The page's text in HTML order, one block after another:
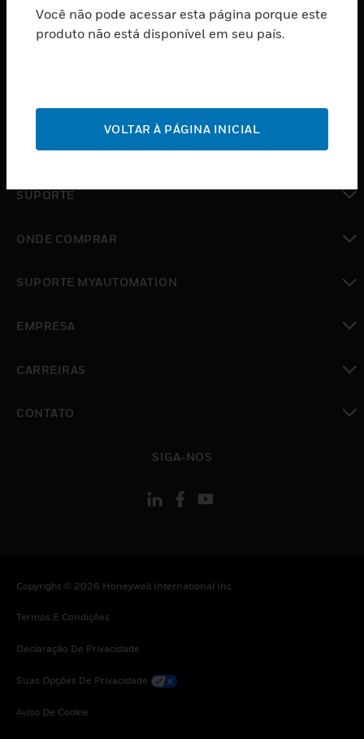
PRODUTOS
SERVIÇOS
INDUSTRIAS
SUPORTE
ONDE COMPRAR
SUPORTE MYAUTOMATION
EMPRESA
CARREIRAS
CONTATO
SIGA-NOS
Copyright © 2026 Honeywell International Inc
Termos E Condições
Declaração De Privacidade
Suas Opções De Privacidade
Aviso De Cookie
Você não pode acessar esta página porque este
produto não está disponível em seu país.
VOLTAR À PÁGINA INICIAL